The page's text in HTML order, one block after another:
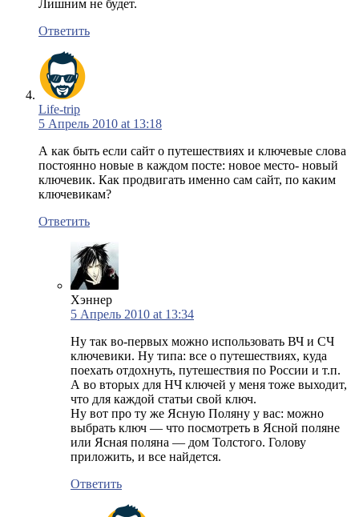
Лишним не будет.
Ответить
Life-trip
5 Апрель 2010 at 13:18
А как быть если сайт о путешествиях и ключевые слова
постоянно новые в каждом посте: новое место- новый
ключевик. Как продвигать именно сам сайт, по каким
ключевикам?
Ответить
Хэннер
5 Апрель 2010 at 13:34
Ну так во-первых можно использовать ВЧ и СЧ
ключевики. Ну типа: все о путешествиях, куда
поехать отдохнуть, путешествия по России и т.п.
А во вторых для НЧ ключей у меня тоже выходит,
что для каждой статьи свой ключ.
Ну вот про ту же Ясную Поляну у вас: можно
выбрать ключ — что посмотреть в Ясной поляне
или Ясная поляна — дом Толстого. Голову
приложить, и все найдется.
Ответить